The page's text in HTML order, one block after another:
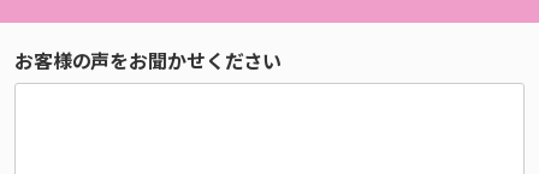
お客様の声をお聞かせください